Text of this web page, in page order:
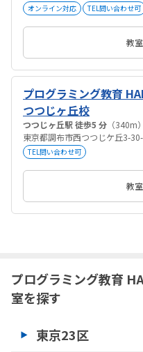
オンライン対応 TEL問い合わせ可
教
プログラミング教育
つつじヶ丘校
つつじヶ丘駅 徒歩5 分 （340m）
東京都調布市西つつじケ丘3-
TEL問い合わせ可
教
プログラミング教育
室を探す
東京23区